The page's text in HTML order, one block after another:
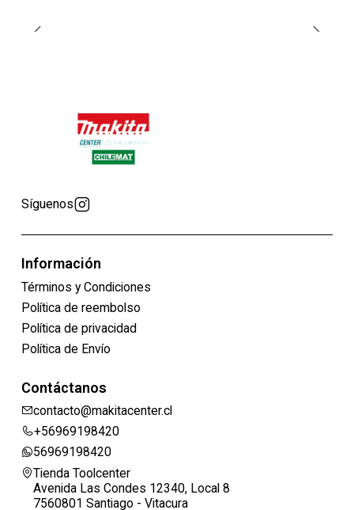
Síguenos
Información
Términos y Condiciones
Política de reembolso
Política de privacidad
Política de Envío
Contáctanos
contacto@makitacenter.cl
+56969198420
56969198420
Tienda Toolcenter
Avenida Las Condes 12340, Local 8
7560801 Santiago - Vitacura